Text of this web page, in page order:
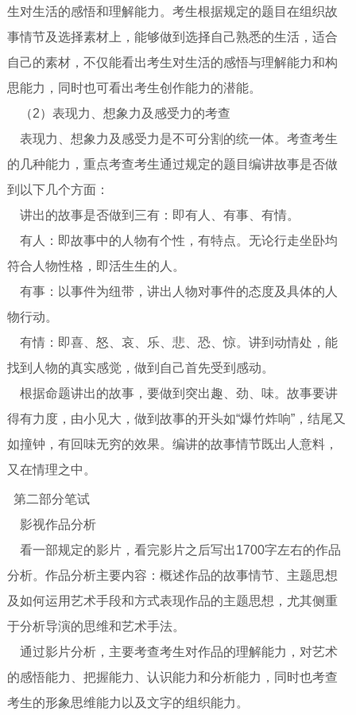
生对生活的感悟和理解能力。考生根据规定的题目在组织故
事情节及选择素材上，能够做到选择自己熟悉的生活，适合
自己的素材，不仅能看出考生对生活的感悟与理解能力和构
思能力，同时也可看出考生创作能力的潜能。
（2）表现力、想象力及感受力的考查
表现力、想象力及感受力是不可分割的统一体。考查考生
的几种能力，重点考查考生通过规定的题目编讲故事是否做
到以下几个方面：
讲出的故事是否做到三有：即有人、有事、有情。
有人：即故事中的人物有个性，有特点。无论行走坐卧均
符合人物性格，即活生生的人。
有事：以事件为纽带，讲出人物对事件的态度及具体的人
物行动。
有情：即喜、怒、哀、乐、悲、恐、惊。讲到动情处，能
找到人物的真实感觉，做到自己首先受到感动。
根据命题讲出的故事，要做到突出趣、劲、味。故事要讲
得有力度，由小见大，做到故事的开头如“爆竹炸响”，结尾又
如撞钟，有回味无穷的效果。编讲的故事情节既出人意料，
又在情理之中。
第二部分笔试
影视作品分析
看一部规定的影片，看完影片之后写出1700字左右的作品
分析。作品分析主要内容：概述作品的故事情节、主题思想
及如何运用艺术手段和方式表现作品的主题思想，尤其侧重
于分析导演的思维和艺术手法。
通过影片分析，主要考查考生对作品的理解能力，对艺术
的感悟能力、把握能力、认识能力和分析能力，同时也考查
考生的形象思维能力以及文字的组织能力。